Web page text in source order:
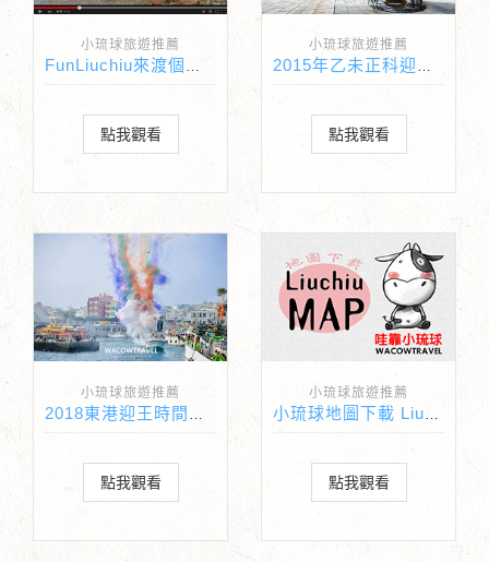
小琉球旅遊推薦
FunLiuchiu來渡個假吧！
點我觀看
小琉球旅遊推薦
2015年乙未正科迎王祭(王船祭)
點我觀看
小琉球旅遊推薦
點我觀看
小琉球旅遊推薦
點我觀看